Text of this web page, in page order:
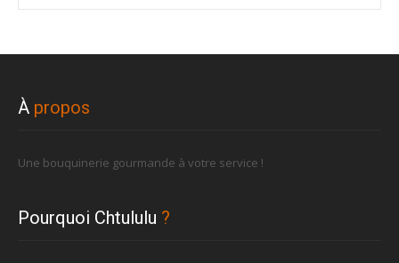
À propos
Une bouquinerie gourmande à votre service !
Pourquoi Chtululu ?